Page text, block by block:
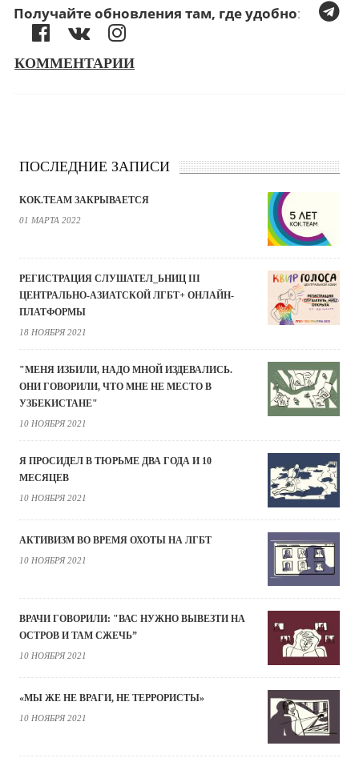
Получайте обновления там, где удобно:
КОММЕНТАРИИ
ПОСЛЕДНИЕ ЗАПИСИ
KOK.TEAM ЗАКРЫВАЕТСЯ
01 МАРТА 2022
РЕГИСТРАЦИЯ СЛУШАТЕЛ_ЬНИЦ III
ЦЕНТРАЛЬНО-АЗИАТСКОЙ ЛГБТ+ ОНЛАЙН-
ПЛАТФОРМЫ
18 НОЯБРЯ 2021
"МЕНЯ ИЗБИЛИ, НАДО МНОЙ ИЗДЕВАЛИСЬ.
ОНИ ГОВОРИЛИ, ЧТО МНЕ НЕ МЕСТО В
УЗБЕКИСТАНЕ"
10 НОЯБРЯ 2021
Я ПРОСИДЕЛ В ТЮРЬМЕ ДВА ГОДА И 10
МЕСЯЦЕВ
10 НОЯБРЯ 2021
АКТИВИЗМ ВО ВРЕМЯ ОХОТЫ НА ЛГБТ
10 НОЯБРЯ 2021
ВРАЧИ ГОВОРИЛИ: "ВАС НУЖНО ВЫВЕЗТИ НА
ОСТРОВ И ТАМ СЖЕЧЬ”
10 НОЯБРЯ 2021
«МЫ ЖЕ НЕ ВРАГИ, НЕ ТЕРРОРИСТЫ»
10 НОЯБРЯ 2021